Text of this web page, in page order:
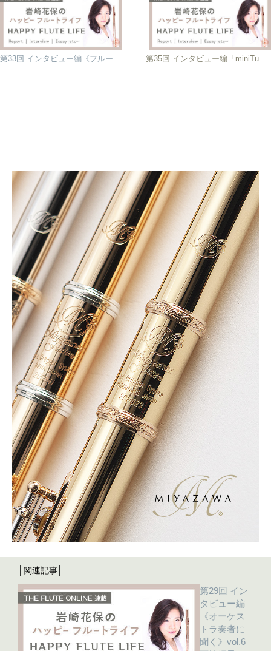
第33回 インタビュー編《フルート奏者》奥野由紀子 第35回 インタビュー編「miniTua-wind ensemble」〜吹奏楽の中でのフルート〜
│関連記事│
第29回 イン
タビュー編
《オーケス
トラ奏者に
聞く》vol.6